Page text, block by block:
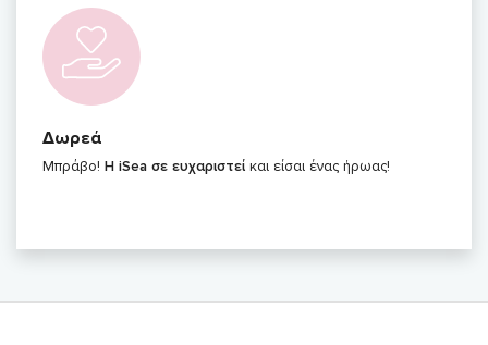
Δωρεά
Μπράβο! Η iSea σε ευχαριστεί και είσαι ένας ήρωας!